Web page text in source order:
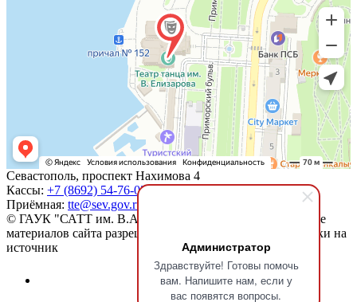
Администратор
Здравствуйте! Готовы помочь
вам. Напишите нам, если у
вас появятся вопросы.
Севастополь, проспект Нахимова 4
Кассы: +7 (8692) 54-76-03;+7 989 800-95-85
Приёмная: tte@sev.gov.ru
© ГАУК "САТТ им. В.А. Елизарова", 2025
Использование
материалов сайта разрешается только при указании ссылки на
источник